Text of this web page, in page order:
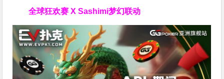
全球狂欢赛 X Sashimi梦幻联动